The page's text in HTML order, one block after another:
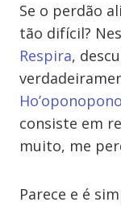
Se o perdão
tão difícil?
Respira,
Ho’oponopono
consiste em
muito, me
Parece e é